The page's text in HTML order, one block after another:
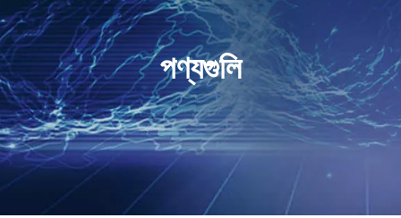
العربية
简体中文
English
পণ্যগুলি